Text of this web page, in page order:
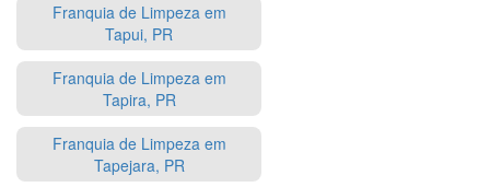
Franquia de Limpeza em
Tapui, PR
Franquia de Limpeza em
Tapira, PR
Franquia de Limpeza em
Tapejara, PR